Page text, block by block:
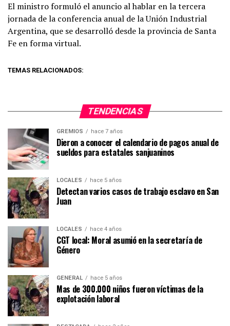
El ministro formuló el anuncio al hablar en la tercera
jornada de la conferencia anual de la Unión Industrial
Argentina, que se desarrolló desde la provincia de Santa
Fe en forma virtual.
TEMAS RELACIONADOS:
TENDENCIAS
GREMIOS hace 7 años
Dieron a conocer el calendario de pagos anual de
sueldos para estatales sanjuaninos
LOCALES hace 5 años
Detectan varios casos de trabajo esclavo en San
Juan
LOCALES hace 4 años
CGT local: Moral asumió en la secretaría de
Género
GENERAL hace 5 años
Mas de 300.000 niños fueron víctimas de la
explotación laboral